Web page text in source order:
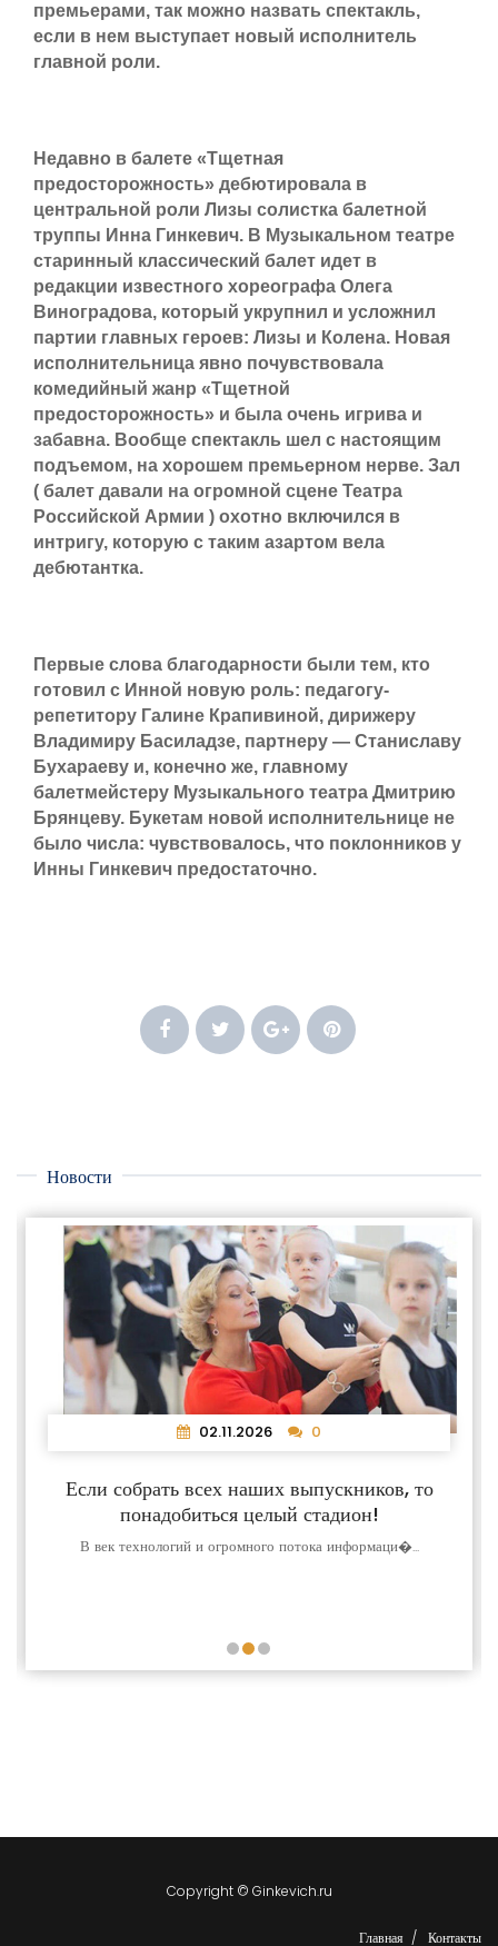
премьерами, так можно назвать спектакль,
если в нем выступает новый исполнитель
главной роли.
Недавно в балете «Тщетная
предосторожность» дебютировала в
центральной роли Лизы солистка балетной
труппы Инна Гинкевич. В Музыкальном театре
старинный классический балет идет в
редакции известного хореографа Олега
Виноградова, который укрупнил и усложнил
партии главных героев: Лизы и Колена. Новая
исполнительница явно почувствовала
комедийный жанр «Тщетной
предосторожность» и была очень игрива и
забавна. Вообще спектакль шел с настоящим
подъемом, на хорошем премьерном нерве. Зал
( балет давали на огромной сцене Театра
Российской Армии ) охотно включился в
интригу, которую с таким азартом вела
дебютантка.
Первые слова благодарности были тем, кто
готовил с Инной новую роль: педагогу-
репетитору Галине Крапивиной, дирижеру
Владимиру Басиладзе, партнеру — Станиславу
Бухараеву и, конечно же, главному
балетмейстеру Музыкального театра Дмитрию
Брянцеву. Букетам новой исполнительнице не
было числа: чувствовалось, что поклонников у
Инны Гинкевич предостаточно.
Новости
02.11.2026 0
Если собрать всех наших выпускников, то
понадобиться целый стадион!
В век технологий и огромного потока информаци�...
Copyright © Ginkevich.ru
Главная Контакты